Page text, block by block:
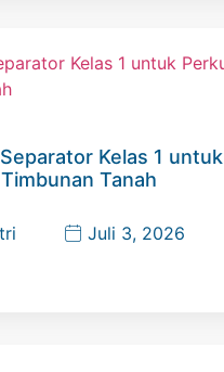
Kelas 1 untuk
Tanah
Juli 3, 2026